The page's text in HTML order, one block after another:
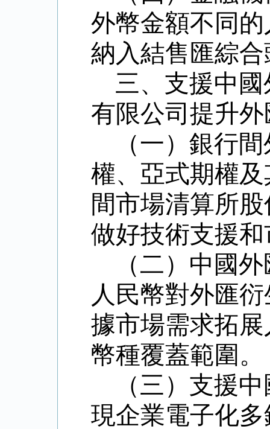
外幣金額不同
納入結售匯綜
三、支援中
有限公司提升
（一）銀行
權、亞式期權
間市場清算所
做好技術支援
（二） 中國
人民幣對外匯
據市場需求拓
幣種覆蓋範圍。
（三）支援
現企業電子化